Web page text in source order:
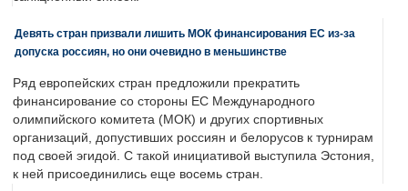
Девять стран призвали лишить МОК финансирования ЕС из-за
допуска россиян, но они очевидно в меньшинстве
Ряд европейских стран предложили прекратить
финансирование со стороны ЕС Международного
олимпийского комитета (МОК) и других спортивных
организаций, допустивших россиян и белорусов к турнирам
под своей эгидой. С такой инициативой выступила Эстония,
к ней присоединились еще восемь стран.